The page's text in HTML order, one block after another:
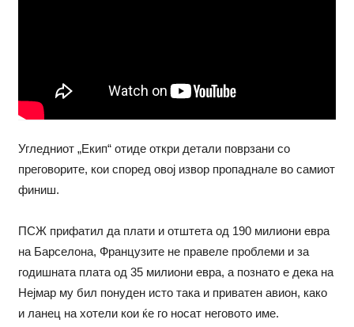
Угледниот „Екип“ отиде откри детали поврзани со
преговорите, кои според овој извор пропаднале во самиот
финиш.
ПСЖ прифатил да плати и отштета од 190 милиони евра
на Барселона, Французите не правеле проблеми и за
годишната плата од 35 милиони евра, а познато е дека на
Нејмар му бил понуден исто така и приватен авион, како
и ланец на хотели кои ќе го носат неговото име.